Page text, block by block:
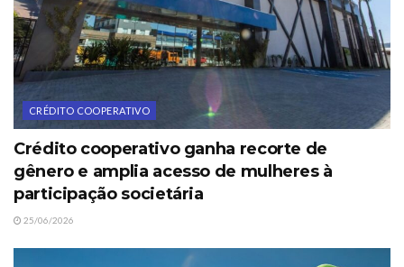
CRÉDITO COOPERATIVO
Crédito cooperativo ganha recorte de
gênero e amplia acesso de mulheres à
participação societária
25/06/2026